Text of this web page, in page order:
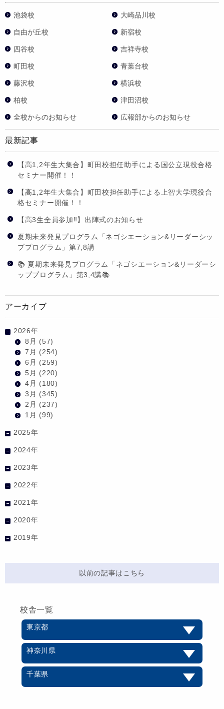
池袋校 大崎品川校
自由が丘校 新宿校
四谷校 吉祥寺校
町田校 青葉台校
藤沢校 横浜校
柏校 津田沼校
全校からのお知らせ 広報部からのお知らせ
最新記事
【高1,2年生大集合】町田校担任助手による国公立現役合格
セミナー開催！！
【高1,2年生大集合】町田校担任助手による上智大学現役合
格セミナー開催！！
【高3生全員参加‼】出陣式のお知らせ
夏期未来発見プログラム「ネゴシエーション&リーダーシッ
ププログラム」第7,8講
📚 夏期未来発見プログラム「ネゴシエーション&リーダーシ
ッププログラム」第3,4講📚
アーカイブ
2026年
8月 (57)
7月 (254)
6月 (259)
5月 (220)
4月 (180)
3月 (345)
2月 (237)
1月 (99)
2025年
2024年
2023年
2022年
2021年
2020年
2019年
以前の記事はこちら
校舎一覧
東京都
神奈川県
千葉県